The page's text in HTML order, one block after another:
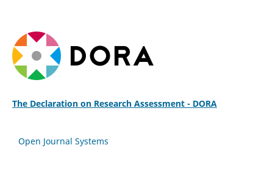
The Declaration on Research Assessment - DORA
Open Journal Systems